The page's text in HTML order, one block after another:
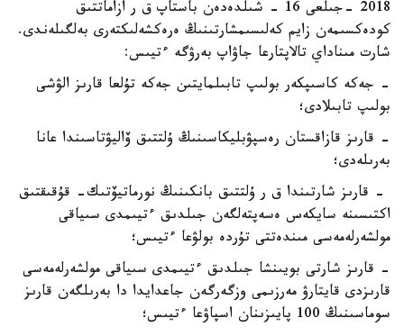
2018 -جىلعى 16 - شىلدەدەن باستاپ ق ر ازاماتتىق
كودەكسىمەن زايم كەلىسىمشارتىنىڭ ەرەكشەلىكتەرى بەلگىلەندى.
شارت مىناداي تالاپتارعا جاۋاپ بەرۋگە ءتيىس:
- جەكە كاسىپكەر بولىپ تابىلمايتىن جەكە تۇلعا قارىز الۋشى
بولىپ تابىلادى؛
- قارىز قازاقستان رەسپۋبليكاسىنىڭ ۇلتتىق ۆاليۋتاسىندا عانا
بەرىلەدى؛
- قارىز شارتىندا ق ر ۇلتتىق بانكىنىڭ نورماتيۆتىك- قۇقىقتىق
اكتىسىنە سايكەس ەسەپتەلگەن جىلدىق ءتيىمدى سىياقى
مولشەرلەمەسى مىندەتتى تۇردە بولۋعا ءتيىس؛
- قارىز شارتى بويىنشا جىلدىق ءتيىمدى سىياقى مولشەرلەمەسى
قارىزدى قايتارۋ مەرزىمى وزگەرگەن جاعدايدا دا بەرىلگەن قارىز
سوماسىنىڭ 100 پايىزىنان اسپاۋعا ءتيىس؛